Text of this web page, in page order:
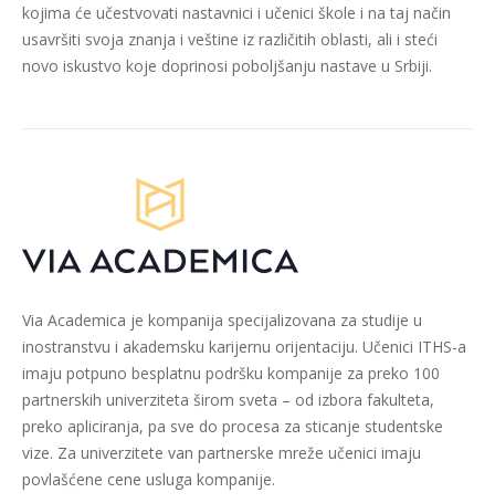
kojima će učestvovati nastavnici i učenici škole i na taj način
usavršiti svoja znanja i veštine iz različitih oblasti, ali i steći
novo iskustvo koje doprinosi poboljšanju nastave u Srbiji.
Via Academica je kompanija specijalizovana za studije u
inostranstvu i akademsku karijernu orijentaciju. Učenici ITHS-a
imaju potpuno besplatnu podršku kompanije za preko 100
partnerskih univerziteta širom sveta – od izbora fakulteta,
preko apliciranja, pa sve do procesa za sticanje studentske
vize. Za univerzitete van partnerske mreže učenici imaju
povlašćene cene usluga kompanije.